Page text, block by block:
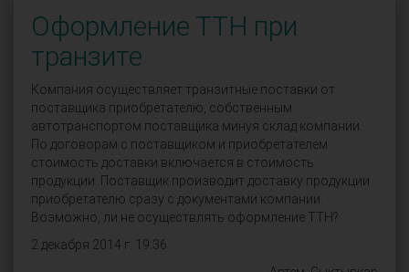
Оформление ТТН при
транзите
Компания осуществляет транзитные поставки от
поставщика приобретателю, собственным
автотранспортом поставщика минуя склад компании.
По договорам с поставщиком и приобретателем
стоимость доставки включается в стоимость
продукции. Поставщик производит доставку продукции
приобретателю сразу с документами компании.
Возможно, ли не осуществлять оформление ТТН?
2 декабря 2014 г. 19:36